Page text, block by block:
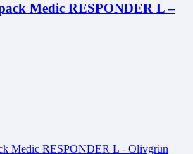
Medic RESPONDER L –